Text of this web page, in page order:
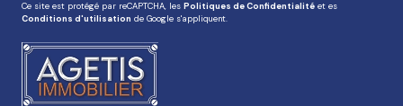
Ce site est protégé par reCAPTCHA, les Politiques de Confidentialité et es
Conditions d'utilisation de Google s'appliquent.